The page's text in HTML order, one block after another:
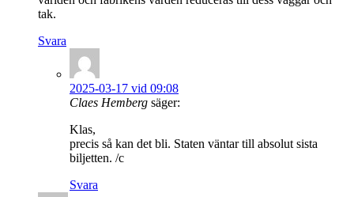
tak.
Svara
2025-03-17 vid 09:08
Claes Hemberg säger:
Klas,
precis så kan det bli. Staten väntar till absolut sista
biljetten. /c
Svara